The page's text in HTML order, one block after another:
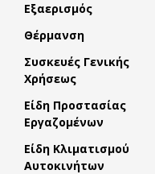
Εξαερισμός
Θέρμανση
Συσκευές Γενικής
Χρήσεως
Είδη Προστασίας
Εργαζομένων
Είδη Κλιματισμού
Αυτοκινήτων